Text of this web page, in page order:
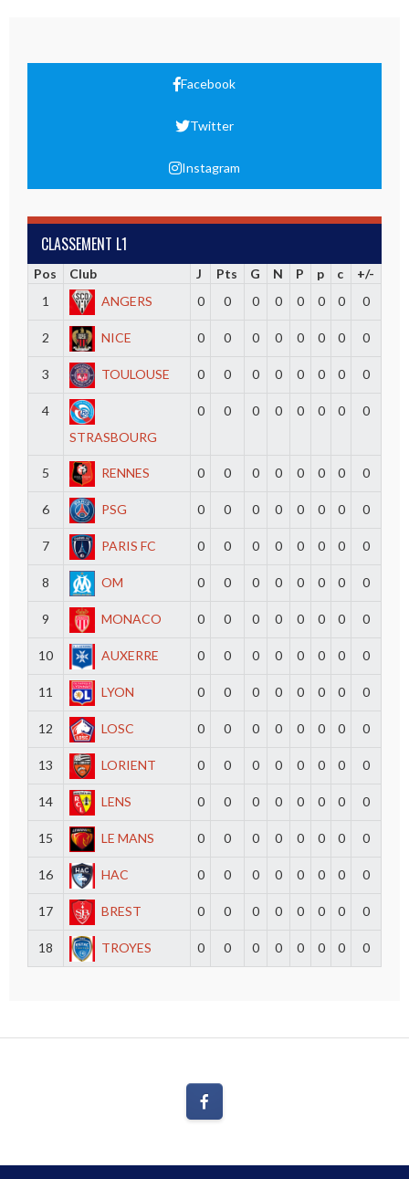
Facebook
Twitter
Instagram
CLASSEMENT L1
Pos Club J Pts G N P p c
+/-
1
ANGERS 0 0 0 0 0 0 0 0
2 NICE 0 0 0 0 0 0 0 0
3 TOULOUSE 0 0 0 0 0 0 0 0
4
STRASBOURG
0 0 0 0 0 0 0 0
5 RENNES 0 0 0 0 0 0 0 0
6 PSG 0 0 0 0 0 0 0 0
7 PARIS FC 0 0 0 0 0 0 0 0
8 OM 0 0 0 0 0 0 0 0
9 MONACO 0 0 0 0 0 0 0 0
10 AUXERRE 0 0 0 0 0 0 0 0
11 LYON 0 0 0 0 0 0 0 0
12 LOSC 0 0 0 0 0 0 0 0
13 LORIENT 0 0 0 0 0 0 0 0
14 LENS 0 0 0 0 0 0 0 0
15 LE MANS 0 0 0 0 0 0 0 0
16 HAC 0 0 0 0 0 0 0 0
17 BREST 0 0 0 0 0 0 0 0
18 TROYES 0 0 0 0 0 0 0 0